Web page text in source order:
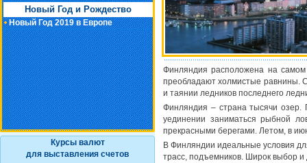
Новый Год и Рождество
Новый Год 2019 в Европе
Курсы валют
для выставления счетов
Финляндия расположена на
преобладают холмистые равнины.
и таянии ледников последнего
Финляндия – страна тысячи озер.
уединении заниматься рыбной
прекрасными берегами. Летом, в
В Финляндии идеальные условия
трасс, подъемников. Широк выбор и